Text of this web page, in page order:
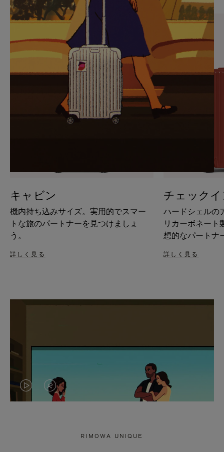
PAUSE
IT
UNMUTE
IT
キャビン
機内持ち込みサイズ。実用的でスマー
トな旅のパートナーを見つけましょ
う。
詳しく見る
チェック
ハードシェルの
リカーボネート
想的なパートナ
詳しく見る
VIDEOVIDEO
RIMOWA UNIQUE